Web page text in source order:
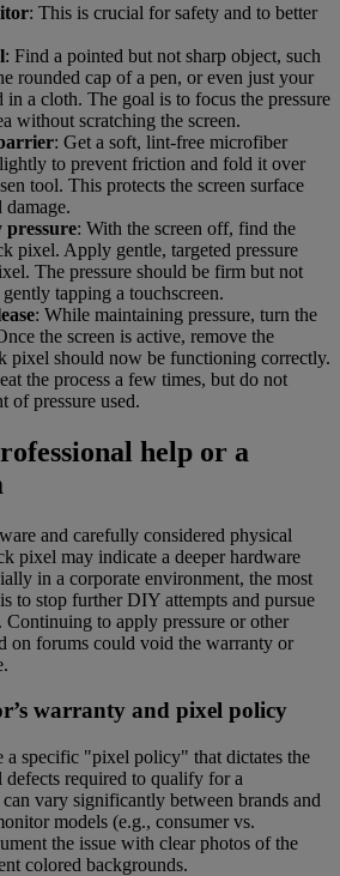
: This is crucial for safety and to better
: Find a pointed but not sharp object, such
rounded cap of a pen, or even just your
a cloth. The goal is to focus the pressure
without scratching the screen.
: Get a soft, lint-free microfiber
to prevent friction and fold it over
tool. This protects the screen surface
damage.
pressure: With the screen off, find the
pixel. Apply gentle, targeted pressure
The pressure should be firm but not
tapping a touchscreen.
: While maintaining pressure, turn the
the screen is active, remove the
pixel should now be functioning correctly.
the process a few times, but do not
of pressure used.
help or a
and carefully considered physical
pixel may indicate a deeper hardware
in a corporate environment, the most
to stop further DIY attempts and pursue
to apply pressure or other
on forums could void the warranty or
warranty and pixel policy
a specific "pixel policy" that dictates the
required to qualify for a
vary significantly between brands and
models (e.g., consumer vs.
the issue with clear photos of the
colored backgrounds.